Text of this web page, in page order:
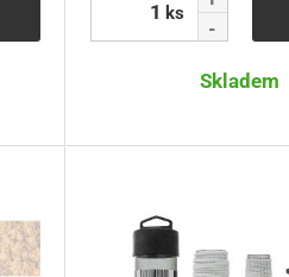
ks
Skladem